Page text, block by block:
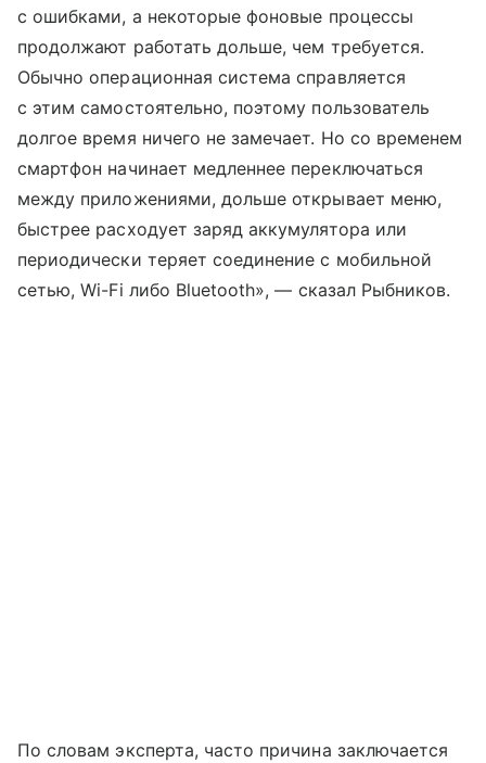
с ошибками, а некоторые фоновые процессы
продолжают работать дольше, чем требуется.
Обычно операционная система справляется
с этим самостоятельно, поэтому пользователь
долгое время ничего не замечает. Но со временем
смартфон начинает медленнее переключаться
между приложениями, дольше открывает меню,
быстрее расходует заряд аккумулятора или
периодически теряет соединение с мобильной
сетью, Wi-Fi либо Bluetooth», — сказал Рыбников.
По словам эксперта, часто причина заключается